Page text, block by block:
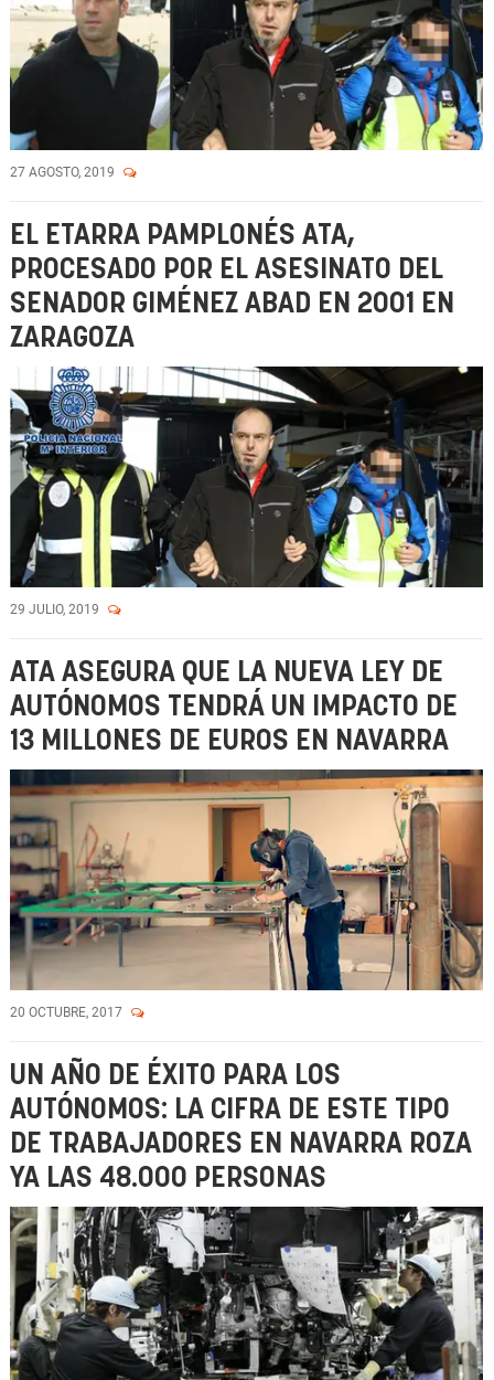
27 AGOSTO, 2019
EL ETARRA PAMPLONÉS ATA,
PROCESADO POR EL ASESINATO DEL
SENADOR GIMÉNEZ ABAD EN 2001 EN
ZARAGOZA
29 JULIO, 2019
ATA ASEGURA QUE LA NUEVA LEY DE
AUTÓNOMOS TENDRÁ UN IMPACTO DE
13 MILLONES DE EUROS EN NAVARRA
20 OCTUBRE, 2017
UN AÑO DE ÉXITO PARA LOS
AUTÓNOMOS: LA CIFRA DE ESTE TIPO
DE TRABAJADORES EN NAVARRA ROZA
YA LAS 48.000 PERSONAS